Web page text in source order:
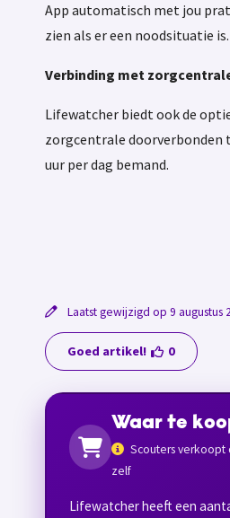
App automatisch met jou
zien als er een noodsituatie is.
Verbinding met
Lifewatcher biedt ook de
zorgcentrale doorverbonden
uur per dag bemand.
Laatst gewijzigd op 9 augustus
Goed artikel! 0
Waar te
Scouters verkoopt
zelf
Lifewatcher heeft een